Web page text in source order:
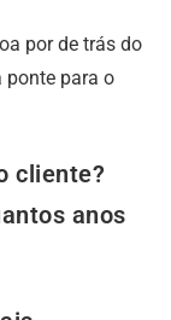
por de trás do
ponte para o
cliente?
anos